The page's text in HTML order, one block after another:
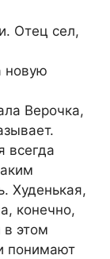
Отец сел,
новую
Верочка,
всегда
Худенькая,
конечно,
в этом
понимают